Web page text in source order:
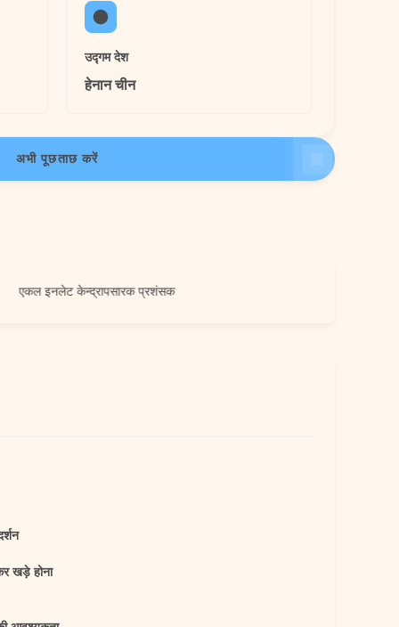
उद्गम देश
हेनान चीन
अभी पूछताछ करें
इनलेट केन्द्रापसारक प्रशंसक
खड़े होना